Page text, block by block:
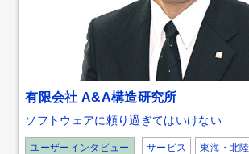
有限会社 A&A構造研究所
ソフトウェアに頼り過ぎてはいけない
ユーザーインタビュー サービス 東海・北